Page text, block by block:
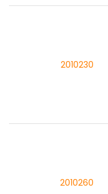
2010230
2010260